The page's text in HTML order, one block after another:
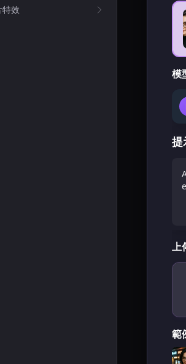
特效
模
提
上
範